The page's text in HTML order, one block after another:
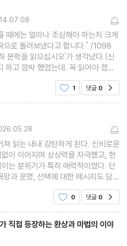
때에는 얼마나 조심해야 하는지 크게
으로 돌려보냈다고 합니다." /1098
문학을 읽으십시오'가 생각났다.(신
하고 깜박 했었는데..꼭 읽어야 겠다^
우리나라를 보고 있으려니,'천일야
다.한 나라
1 댓글 0
져 읽는 내내 감탄하게 된다. 신비로운
이 이어지며 상상력을 자극했고, 현
는 분위기가 특히 매력적이었다. 단
과 운명, 선택에 대한 메시지도 담겨
고전임에도 전개가 놀라울 만큼 흡입
게 된 권이었
0 댓글 0
직접 등장하는 환상과 마법의 이야